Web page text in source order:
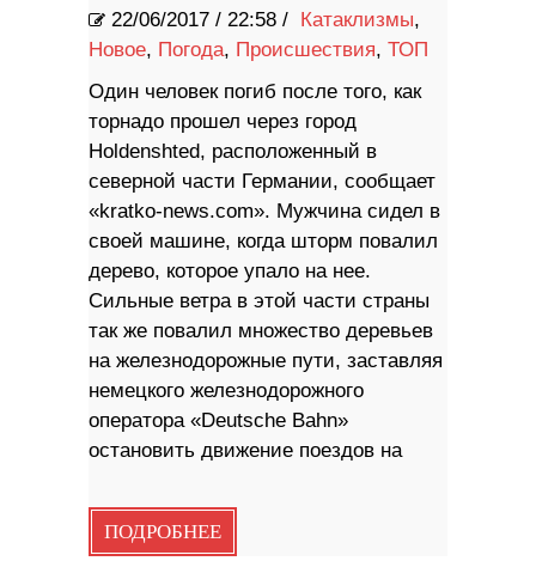
22/06/2017 / 22:58 / Катаклизмы,
Новое, Погода, Происшествия, ТОП
Один человек погиб после того, как
торнадо прошел через город
Holdenshted, расположенный в
северной части Германии, сообщает
«kratko-news.com». Мужчина сидел в
своей машине, когда шторм повалил
дерево, которое упало на нее.
Сильные ветра в этой части страны
так же повалил множество деревьев
на железнодорожные пути, заставляя
немецкого железнодорожного
оператора «Deutsche Bahn»
остановить движение поездов на
ПОДРОБНЕЕ